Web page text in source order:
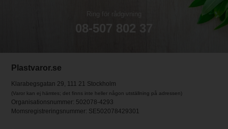
Ring för rådgivning
08-507 802 37
Plastvaror.se
Klarabegsgatan 29, 111 21 Stockholm
(Varor kan ej hämtes; det finns inte heller någon utställning på adressen)
Organisationsnummer: 502078-4293
Momsregistreringsnummer: SE502078429301